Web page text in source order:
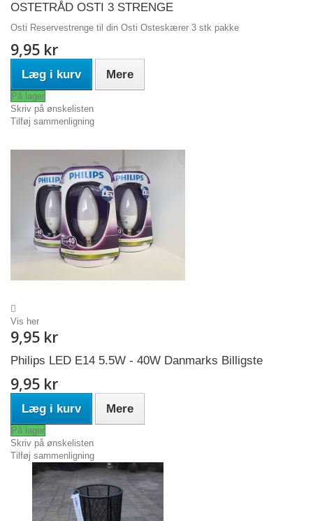
OSTETRÅD OSTI 3 STRENGE
Osti Reservestrenge til din Osti Osteskærer 3 stk pakke
9,95 kr
Læg i kurv Mere
På lager
Skriv på ønskelisten
Tilføj sammenligning
Vis her
9,95 kr
Philips LED E14 5.5W - 40W Danmarks Billigste
9,95 kr
Læg i kurv Mere
På lager
Skriv på ønskelisten
Tilføj sammenligning